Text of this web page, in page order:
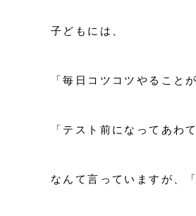
子どもには、
「毎日コツコツやること
「テスト前になってあわ
なんて言っていますが、